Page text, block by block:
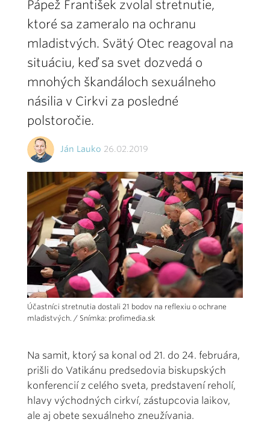
Pápež František zvolal stretnutie,
ktoré sa zameralo na ochranu
mladistvých. Svätý Otec reagoval na
situáciu, keď sa svet dozvedá o
mnohých škandáloch sexuálneho
násilia v Cirkvi za posledné
polstoročie.
Ján Lauko 26.02.2019
Účastníci stretnutia dostali 21 bodov na reflexiu o ochrane
mladistvých. / Snímka: profimedia.sk
Na samit, ktorý sa konal od 21. do 24. februára,
prišli do Vatikánu predsedovia biskupských
konferencií z celého sveta, predstavení reholí,
hlavy východných cirkví, zástupcovia laikov,
ale aj obete sexuálneho zneužívania.